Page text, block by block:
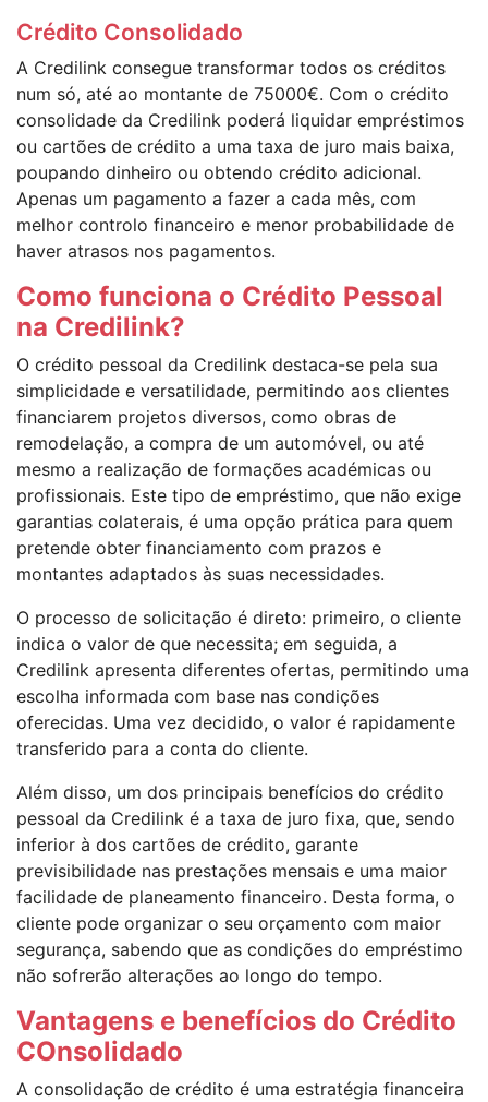
Crédito Consolidado
A Credilink consegue transformar todos os créditos
num só, até ao montante de 75000€. Com o crédito
consolidade da Credilink poderá liquidar empréstimos
ou cartões de crédito a uma taxa de juro mais baixa,
poupando dinheiro ou obtendo crédito adicional.
Apenas um pagamento a fazer a cada mês, com
melhor controlo financeiro e menor probabilidade de
haver atrasos nos pagamentos.
Como funciona o Crédito Pessoal
na Credilink?
O crédito pessoal da Credilink destaca-se pela sua
simplicidade e versatilidade, permitindo aos clientes
financiarem projetos diversos, como obras de
remodelação, a compra de um automóvel, ou até
mesmo a realização de formações académicas ou
profissionais. Este tipo de empréstimo, que não exige
garantias colaterais, é uma opção prática para quem
pretende obter financiamento com prazos e
montantes adaptados às suas necessidades.
O processo de solicitação é direto: primeiro, o cliente
indica o valor de que necessita; em seguida, a
Credilink apresenta diferentes ofertas, permitindo uma
escolha informada com base nas condições
oferecidas. Uma vez decidido, o valor é rapidamente
transferido para a conta do cliente.
Além disso, um dos principais benefícios do crédito
pessoal da Credilink é a taxa de juro fixa, que, sendo
inferior à dos cartões de crédito, garante
previsibilidade nas prestações mensais e uma maior
facilidade de planeamento financeiro. Desta forma, o
cliente pode organizar o seu orçamento com maior
segurança, sabendo que as condições do empréstimo
não sofrerão alterações ao longo do tempo.
Vantagens e benefícios do Crédito
COnsolidado
A consolidação de crédito é uma estratégia financeira